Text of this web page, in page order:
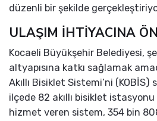
düzenli bir şekilde
ULAŞIM İHTİYACINA
Kocaeli Büyükşehir Belediyesi,
altyapısına katkı sağlamak
Akıllı Bisiklet Sistemi’ni
ilçede 82 akıllı bisiklet
hizmet veren sistem, 354 bin